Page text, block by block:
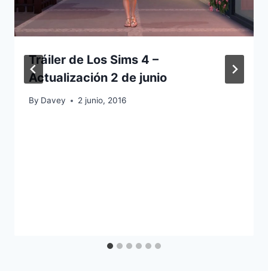
Tráiler de Los Sims 4 –
Actualización 2 de junio
By Davey 2 junio, 2016